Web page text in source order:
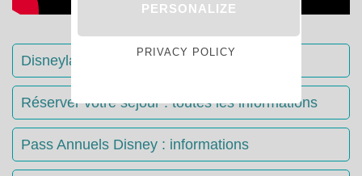
Disneyland Paris : Le guide complet
Réserver votre séjour : toutes les informations
Pass Annuels Disney : informations
PERSONALIZE
PRIVACY POLICY